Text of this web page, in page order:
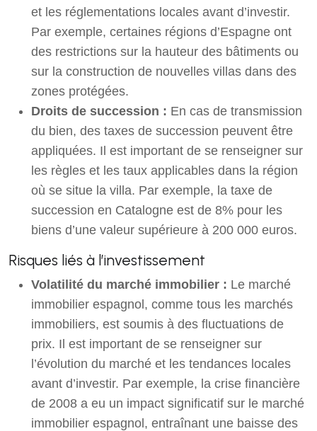
et les réglementations locales avant d’investir.
Par exemple, certaines régions d’Espagne ont
des restrictions sur la hauteur des bâtiments ou
sur la construction de nouvelles villas dans des
zones protégées.
Droits de succession : En cas de transmission
du bien, des taxes de succession peuvent être
appliquées. Il est important de se renseigner sur
les règles et les taux applicables dans la région
où se situe la villa. Par exemple, la taxe de
succession en Catalogne est de 8% pour les
biens d’une valeur supérieure à 200 000 euros.
Risques liés à l’investissement
Volatilité du marché immobilier : Le marché
immobilier espagnol, comme tous les marchés
immobiliers, est soumis à des fluctuations de
prix. Il est important de se renseigner sur
l’évolution du marché et les tendances locales
avant d’investir. Par exemple, la crise financière
de 2008 a eu un impact significatif sur le marché
immobilier espagnol, entraînant une baisse des